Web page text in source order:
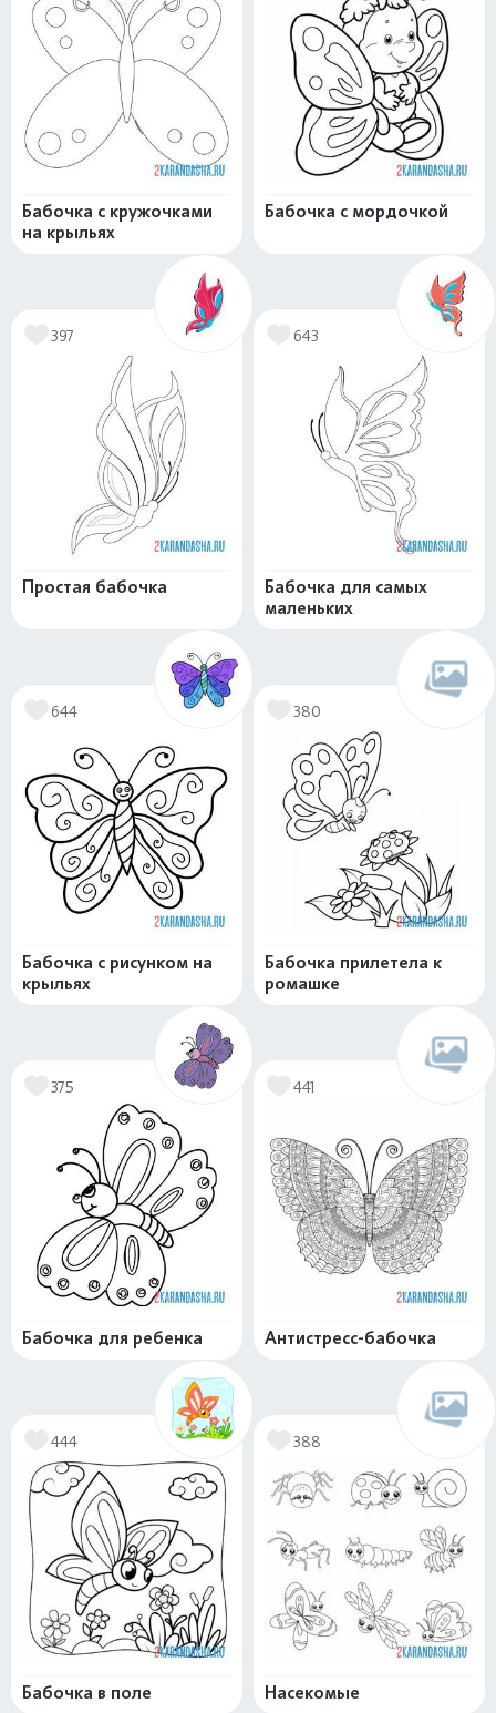
Бабочка с кружочками
на крыльях
Бабочка с мордочкой
397
Простая бабочка
643
Бабочка для самых
маленьких
644
Бабочка с рисунком на
крыльях
380
Бабочка прилетела к
ромашке
375
Бабочка для ребенка
441
Антистресс-бабочка
444
Бабочка в поле
388
Насекомые